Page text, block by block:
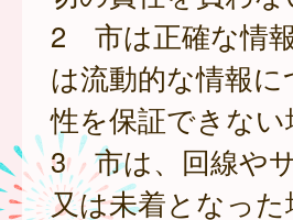
2 市は正確な情
は流動的な情報
性を保証できな
3 市は、回線や
又は未着となっ